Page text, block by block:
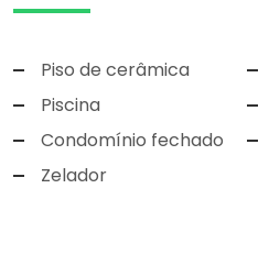
Piso de cerâmica
Piscina
Condomínio fechado
Zelador